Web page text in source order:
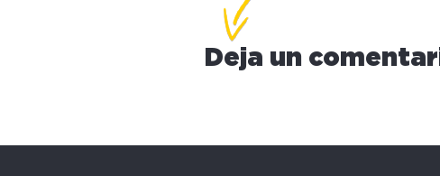
Deja un